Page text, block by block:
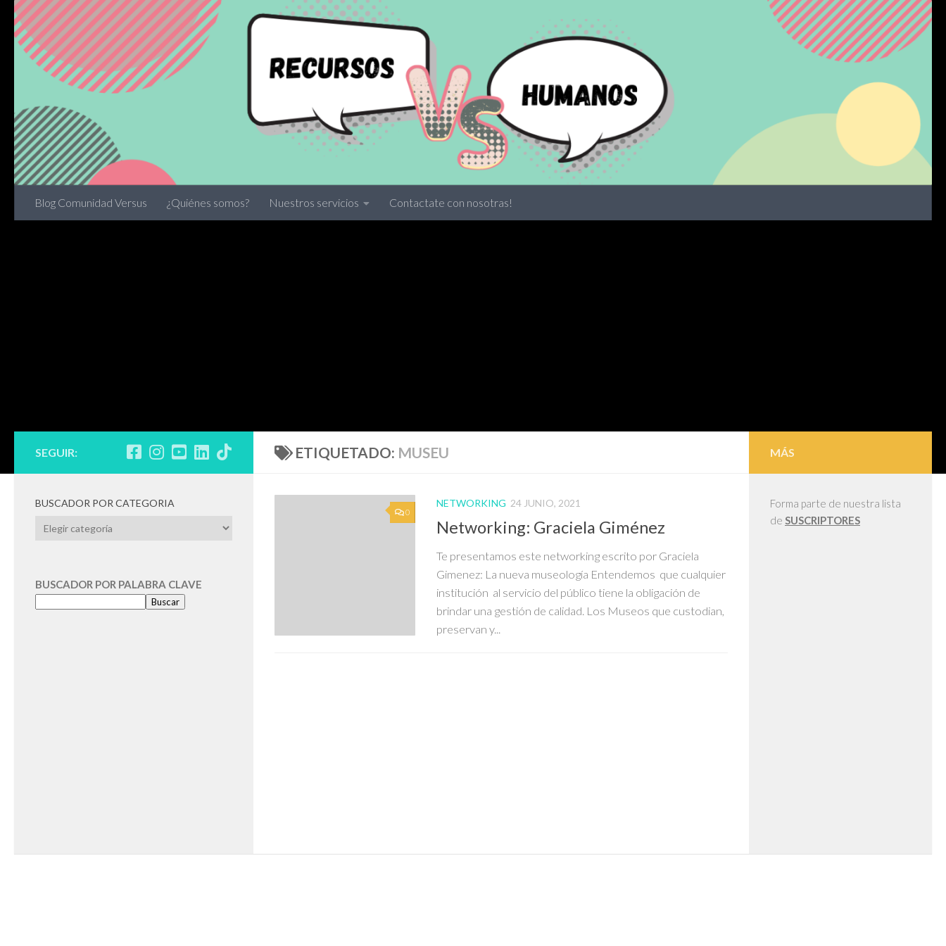
Skip to content
Blog Comunidad Versus ¿Quiénes somos? Nuestros servicios Contactate con nosotras!
ETIQUETADO: MUSEU
0
NETWORKING 24 JUNIO, 2021
Networking: Graciela Giménez
Te presentamos este networking escrito por Graciela
Gimenez: La nueva museología Entendemos que cualquier
institución al servicio del público tiene la obligación de
brindar una gestión de calidad. Los Museos que custodian,
preservan y...
SEGUIR:
BUSCADOR POR CATEGORIA
BUSCADOR
BUSCADOR POR PALABRA CLAVE
Buscar
MÁS
Forma parte de nuestra lista
de SUSCRIPTORES